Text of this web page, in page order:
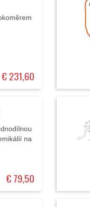
€ 231,60
na
€ 79,50